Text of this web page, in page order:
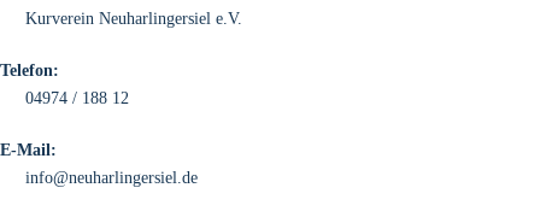
Kurverein Neuharlingersiel e.V.
Telefon:
04974 / 188 12
E-Mail:
info@neuharlingersiel.de